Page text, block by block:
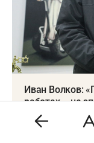
Иван Волков:
работах – не
происходит